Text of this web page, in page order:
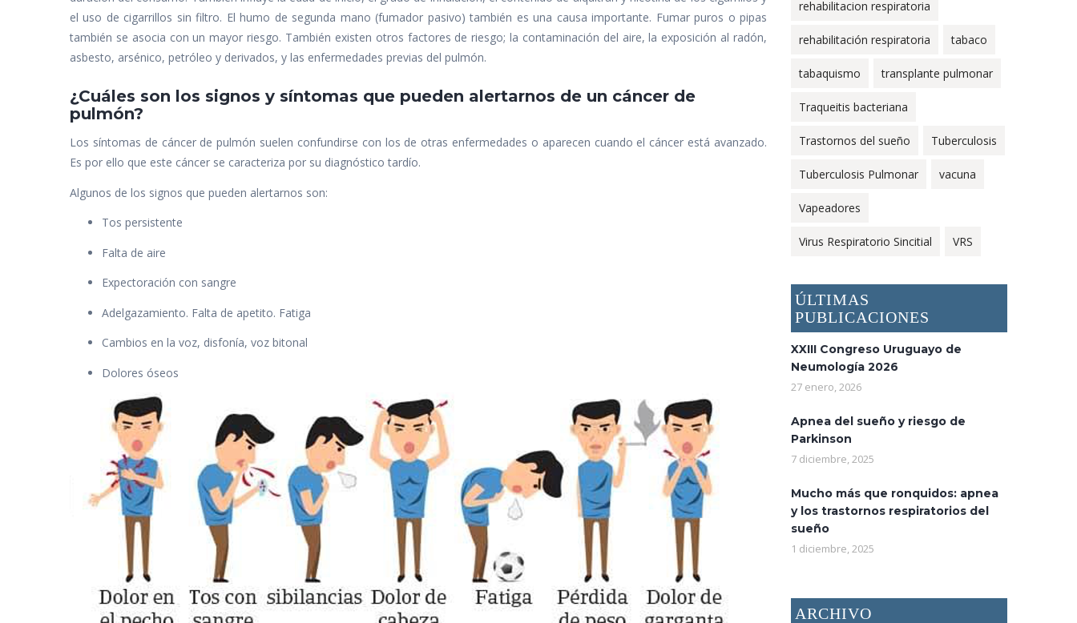
el uso de cigarrillos sin filtro. El humo de segunda mano (fumador pasivo) también es una causa importante. Fumar puros o pipas
también se asocia con un mayor riesgo. También existen otros factores de riesgo; la contaminación del aire, la exposición al radón,
asbesto, arsénico, petróleo y derivados, y las enfermedades previas del pulmón.
¿Cuáles son los signos y síntomas que pueden alertarnos de un cáncer de
pulmón?
Los síntomas de cáncer de pulmón suelen confundirse con los de otras enfermedades o aparecen cuando el cáncer está avanzado.
Es por ello que este cáncer se caracteriza por su diagnóstico tardío.
Algunos de los signos que pueden alertarnos son:
Tos persistente
Falta de aire
Expectoración con sangre
Adelgazamiento. Falta de apetito. Fatiga
Cambios en la voz, disfonía, voz bitonal
Dolores óseos
rehabilitacion respiratoria
rehabilitación respiratoria tabaco
tabaquismo transplante pulmonar
Traqueitis bacteriana
Trastornos del sueño Tuberculosis
Tuberculosis Pulmonar vacuna
Vapeadores
Virus Respiratorio Sincitial VRS
ÚLTIMAS
PUBLICACIONES
XXIII Congreso Uruguayo de
Neumología 2026
27 enero, 2026
Apnea del sueño y riesgo de
Parkinson
7 diciembre, 2025
Mucho más que ronquidos: apnea
y los trastornos respiratorios del
sueño
1 diciembre, 2025
ARCHIVO